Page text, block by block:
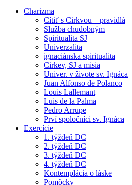
Charizma
Cítiť s Cirkvou – pravidlá
Služba chudobným
Spiritualita SJ
Univerzalita
ignaciánska spiritualita
Cirkev, SJ a misia
Univer. v živote sv. Ignáca
Juan Alfonso de Polanco
Louis Lallemant
Luis de la Palma
Pedro Arrupe
Prví spoločníci sv. Ignáca
Exercície
1. týždeň DC
2. týždeň DC
3. týždeň DC
4. týždeň DC
Kontemplácia o láske
Pomôcky